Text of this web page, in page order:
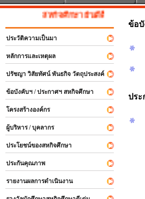
สหกิจศึกษา ยินดีต้อนรับ
ประวัติความเป็นมา
หลักการและเหตุผล
ปรัชญา วิสัยทัศน์ พันธกิจ วัตถุประสงค์
ข้อบังคับฯ / ประกาศฯ สหกิจศึกษา
โครงสร้างองค์กร
ผู้บริหาร / บุคลากร
ประโยชน์ของสหกิจศึกษา
ประกันคุณภาพ
รายงานผลการดำเนินงาน
ข้อ
ประ